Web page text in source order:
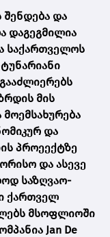
შენდება და
დაგეგმილია
საქართველოს
მის
და
პროეექტზე
და ასევე
საზღვაო-
ქართველ
მსოფლიოში
Jan De